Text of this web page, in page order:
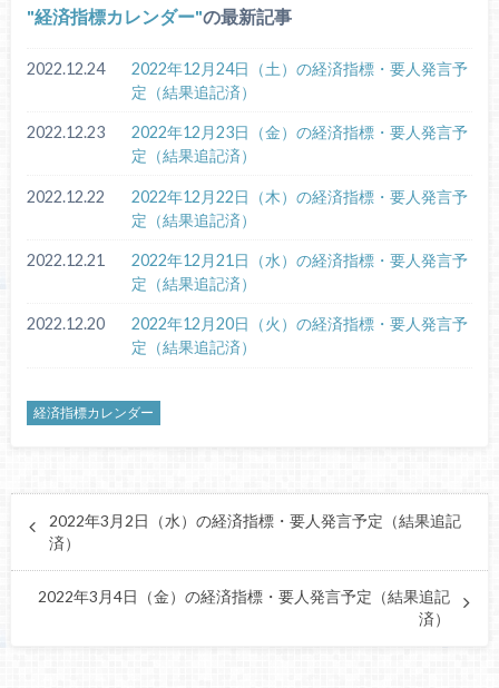
経済指標カレンダー の最新記事
2022.12.24
2022年12月24日（土）の経済指標・要人発言予
定（結果追記済）
2022.12.23
2022年12月23日（金）の経済指標・要人発言予
定（結果追記済）
2022.12.22
2022年12月22日（木）の経済指標・要人発言予
定（結果追記済）
2022.12.21
2022年12月21日（水）の経済指標・要人発言予
定（結果追記済）
2022.12.20
2022年12月20日（火）の経済指標・要人発言予
定（結果追記済）
経済指標カレンダー
2022年3月2日（水）の経済指標・要人発言予定（結果追記
済）
2022年3月4日（金）の経済指標・要人発言予定（結果追記
済）